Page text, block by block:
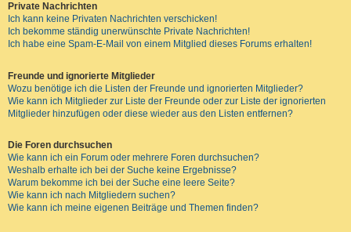
Private Nachrichten
Ich kann keine Privaten Nachrichten verschicken!
Ich bekomme ständig unerwünschte Private Nachrichten!
Ich habe eine Spam-E-Mail von einem Mitglied dieses Forums erhalten!
Freunde und ignorierte Mitglieder
Wozu benötige ich die Listen der Freunde und ignorierten Mitglieder?
Wie kann ich Mitglieder zur Liste der Freunde oder zur Liste der ignorierten
Mitglieder hinzufügen oder diese wieder aus den Listen entfernen?
Die Foren durchsuchen
Wie kann ich ein Forum oder mehrere Foren durchsuchen?
Weshalb erhalte ich bei der Suche keine Ergebnisse?
Warum bekomme ich bei der Suche eine leere Seite?
Wie kann ich nach Mitgliedern suchen?
Wie kann ich meine eigenen Beiträge und Themen finden?